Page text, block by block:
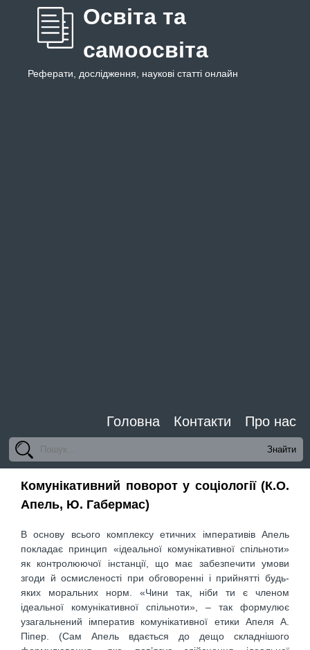
Освіта та
самоосвіта
Реферати, дослідження, наукові статті онлайн
Головна Контакти Про нас
Комунікативний поворот у соціології (К.О.
Апель, Ю. Габермас)
В основу всього комплексу етичних імперативів Апель
покладає принцип «ідеальної комунікативної спільноти»
як контролюючої інстанції, що має забезпечити умови
згоди й осмисленості при обговоренні і прийнятті будь-
яких моральних норм. «Чини так, ніби ти є членом
ідеальної комуні­кативної спільноти», – так формулює
узагальнений імператив комунікативної етики Апеля А.
Піпер. (Сам Апель вдається до дещо складнішого